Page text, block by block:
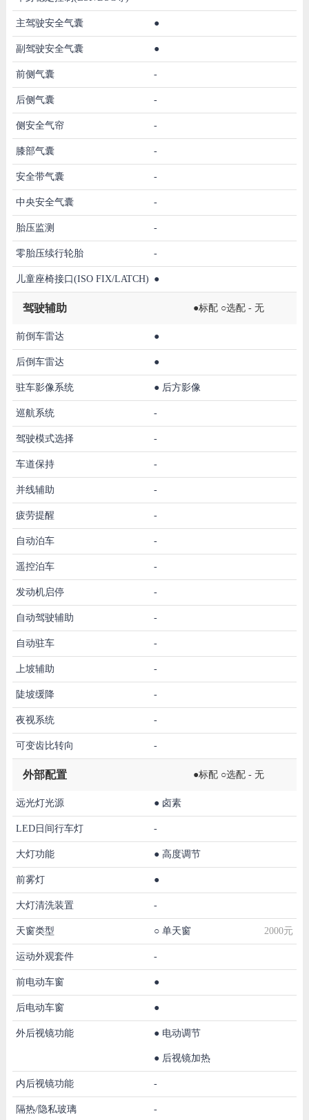
主驾驶安全气囊 ●
副驾驶安全气囊 ●
前侧气囊 -
后侧气囊 -
侧安全气帘 -
膝部气囊 -
安全带气囊 -
中央安全气囊 -
胎压监测 -
零胎压续行轮胎 -
儿童座椅接口(ISO FIX/LATCH) ●
驾驶辅助 ●标配 ○选配 - 无
前倒车雷达 ●
后倒车雷达 ●
驻车影像系统 ● 后方影像
巡航系统 -
驾驶模式选择 -
车道保持 -
并线辅助 -
疲劳提醒 -
自动泊车 -
遥控泊车 -
发动机启停 -
自动驾驶辅助 -
自动驻车 -
上坡辅助 -
陡坡缓降 -
夜视系统 -
可变齿比转向 -
外部配置 ●标配 ○选配 - 无
远光灯光源 ● 卤素
LED日间行车灯 -
大灯功能 ● 高度调节
前雾灯 ●
大灯清洗装置 -
天窗类型 ○ 单天窗 2000元
运动外观套件 -
前电动车窗 ●
后电动车窗 ●
外后视镜功能 ● 电动调节
● 后视镜加热
内后视镜功能 -
隔热/隐私玻璃 -